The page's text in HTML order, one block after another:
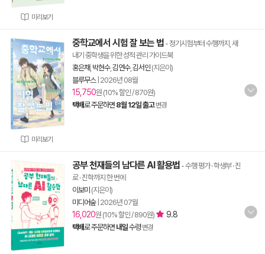
미리보기
미리보기
중학교에서 시험 잘 보는 법 - 정기시험부터 수행까지, 새
내기 중학생을 위한 성적 관리 가이드북
홍은채 박현수, 김연수, 김서인 (지은이)
블루무스| 2026년 08월
15,750원 (10% 할인 / 870원)
택배로 주문하면 8월 12일 출고 변경
공부 천재들의 남다른 AI 활용법 - 수행 평가 · 학생부 · 진
로 · 진학까지 한 번에
이보미 (지은이)
미디어숲| 2026년 07월
16,020원 (10% 할인 / 890원) 9.8
택배로 주문하면 내일수령 변경